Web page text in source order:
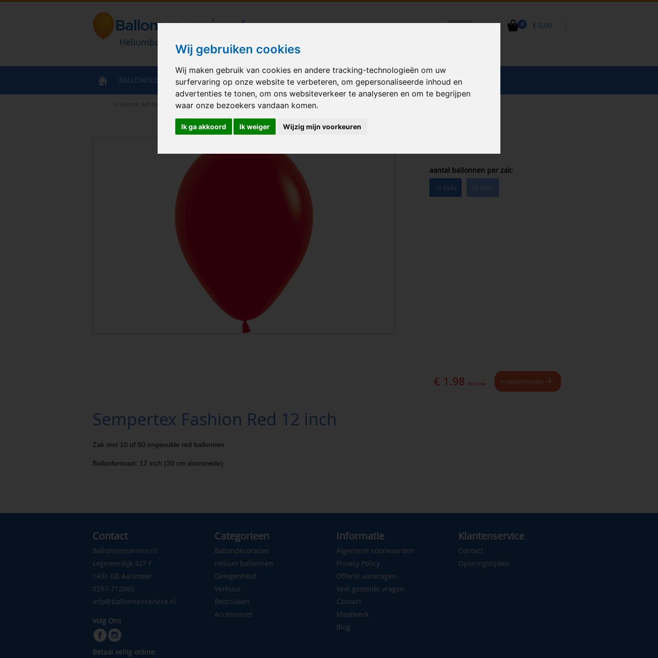
Wij gebruiken cookies
Wij maken gebruik van cookies en andere tracking-technologieën om uw
surfervaring op onze website te verbeteren, om gepersonaliseerde inhoud en
advertenties te tonen, om ons websiteverkeer te analyseren en om te begrijpen
waar onze bezoekers vandaan komen.
Ik ga akkoord Ik weiger Wijzig mijn voorkeuren
0 € 0,00
Heliumballonnen en ballondecoraties bezorgd in heel Nederland
U bevindt zich hier Home > Sempertex Fashion Red 12 inch
BALLONDECORATIES HELIUM BALLONNEN GELEGENHEID VERHUUR BEDRUKKEN ACCESSOIRES
aantal ballonnen per zak:
10 stuks 50 stuks
€ 1.98 Excl. btw In winkelmandje
Sempertex Fashion Red 12 inch
Zak met 10 of 50 ongevulde red ballonnen.
Ballonformaat: 12 inch (30 cm doorsnede)
Contact
Ballonnenservice.nl
Legmeerdijk 327 F
1431 GB Aalsmeer
0297-712065
info@ballonnenservice.nl
Volg Ons
Categorieen
Ballondecoraties
Helium ballonnen
Gelegenheid
Verhuur
Bedrukken
Accessoires
Informatie
Algemene voorwaarden
Privacy Policy
Offerte aanvragen
Veel gestelde vragen
Contact
Maatwerk
Blog
Klantenservice
Contact
Openingstijden
Betaal veilig online